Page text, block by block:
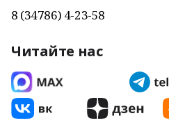
8 (34786) 4-23-58
Читайте нас